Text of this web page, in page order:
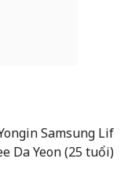
Samsung Lif
Da Yeon (25 tuổi)